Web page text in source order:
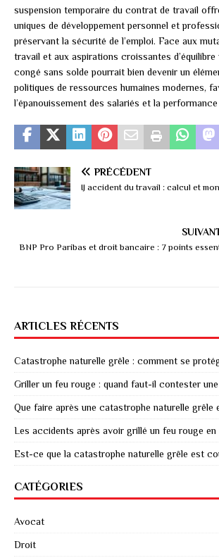
suspension temporaire du contrat de travail
uniques de développement personnel et
préservant la sécurité de l’emploi. Face aux
travail et aux aspirations croissantes d’équilibre
congé sans solde pourrait bien devenir un
politiques de ressources humaines modernes,
l’épanouissement des salariés et la
PRÉCÉDENT
IJ accident du travail : calcul et
BNP Pro Paribas et droit bancaire : 7 points
ARTICLES RÉCENTS
Catastrophe naturelle grêle : comment se
Griller un feu rouge : quand faut-il contester une
Que faire après une catastrophe naturelle grêle
Les accidents après avoir grillé un feu rouge
Est-ce que la catastrophe naturelle grêle est
CATÉGORIES
Avocat
Droit